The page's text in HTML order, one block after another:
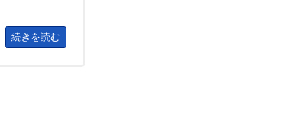
続きを読む